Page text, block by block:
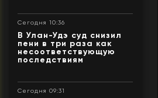
Сегодня 10:36
В Улан-Удэ суд снизил
пени в три раза как
несоответствующую
последствиям
Сегодня 09:31